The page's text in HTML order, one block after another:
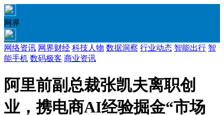
网界
网络资讯 网界财经 科技人物 数据洞察 行业动态 智能出行 智
能手机 数码极客 商业资讯
阿里前副总裁张凯夫离职创
业，携电商AI经验掘金“市场